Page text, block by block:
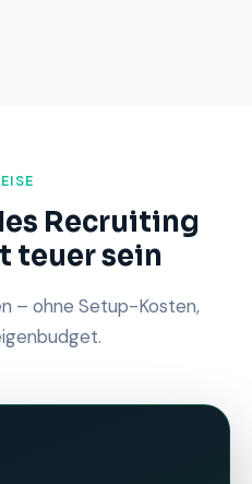
Recruiting
teuer sein
– ohne Setup-Kosten,